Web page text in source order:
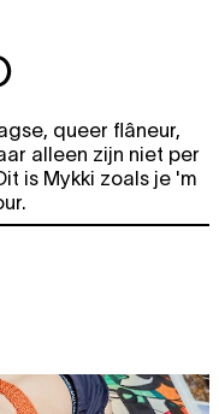
queer flâneur,
alleen zijn niet per
is Mykki zoals je 'm